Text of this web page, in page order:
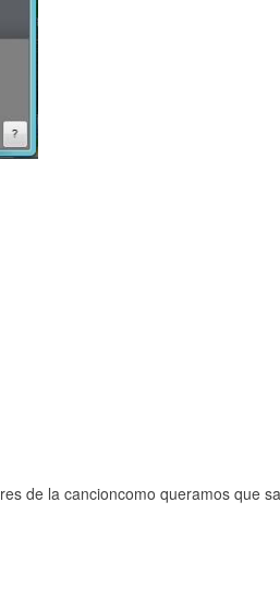
de la cancioncomo queramos que
en el
en el